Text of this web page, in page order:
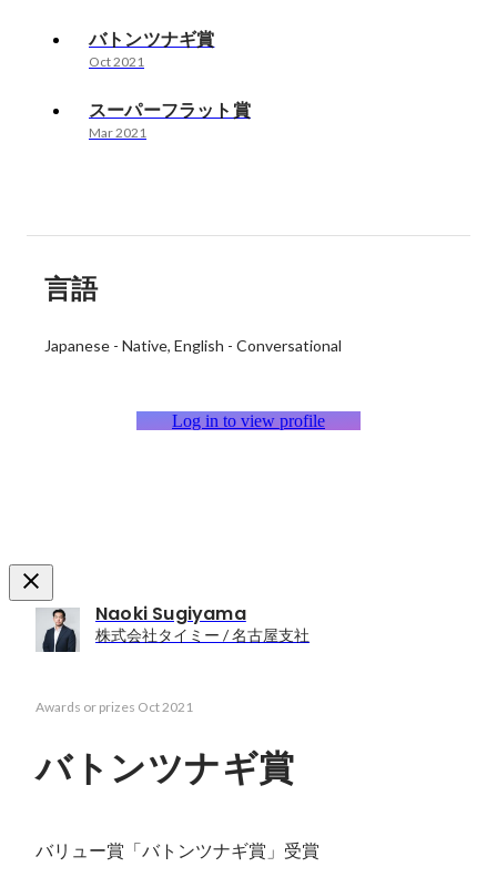
バトンツナギ賞
Oct 2021
スーパーフラット賞
Mar 2021
言語
Japanese - Native English - Conversational
Log in to view profile
Naoki Sugiyama
株式会社タイミー / 名古屋支社
Awards or prizes Oct 2021
バトンツナギ賞
バリュー賞「バトンツナギ賞」受賞